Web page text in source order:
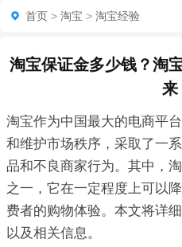
首页 > 淘宝 > 淘宝经验
淘宝保证金多少钱？淘
来
淘宝作为中国最大的电商平
和维护市场秩序，采取了一
品和不良商家行为。其中，
之一，它在一定程度上可以
费者的购物体验。本文将详
以及相关信息。